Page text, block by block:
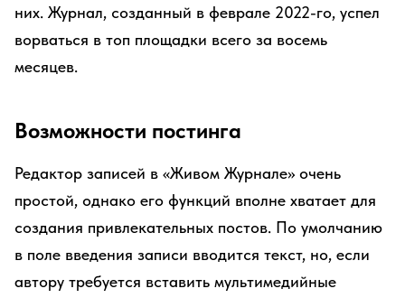
них. Журнал, созданный в феврале 2022-го, успел
ворваться в топ площадки всего за восемь
месяцев.
Возможности постинга
Редактор записей в «Живом Журнале» очень
простой, однако его функций вполне хватает для
создания привлекательных постов. По умолчанию
в поле введения записи вводится текст, но, если
автору требуется вставить мультимедийные